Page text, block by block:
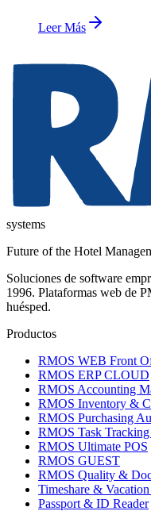
Leer Más
systems
Future of the Hotel
Soluciones de software
1996. Plataformas web de
huésped.
Productos
RMOS WEB Front
RMOS ERP CLOUD
RMOS Accounting
RMOS Inventory &
RMOS Purchasing
RMOS Task
RMOS Ultimate POS
RMOS GUEST
RMOS Quality &
Timeshare &
Passport & ID Reader